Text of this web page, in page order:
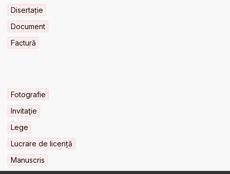
Disertație
Document
Factură
Fotografie
Invitaţie
Lege
Lucrare de licență
Manuscris